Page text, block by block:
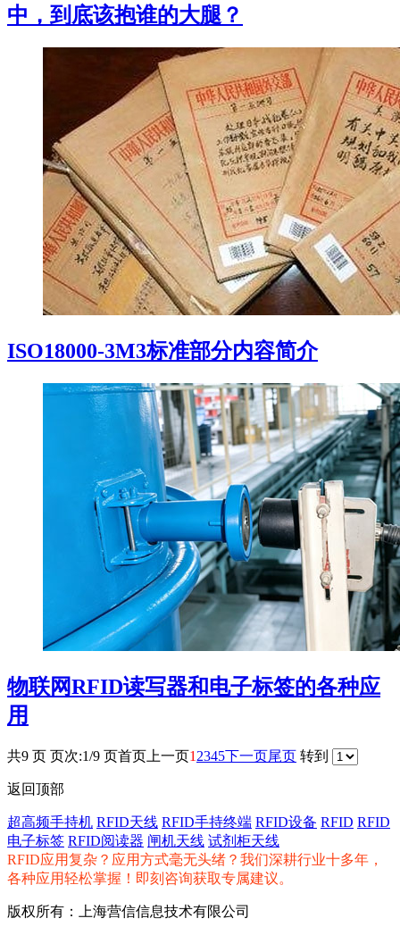
中，到底该抱谁的大腿？
ISO18000-3M3标准部分内容简介
物联网RFID读写器和电子标签的各种应
用
共9 页 页次:1/9 页首页 上一页1 2345下一页尾页 转到
返回顶部
超高频手持机 RFID天线 RFID手持终端 RFID设备 RFID RFID
电子标签 RFID阅读器 闸机天线 试剂柜天线
RFID应用复杂？应用方式毫无头绪？我们深耕行业十多年，
各种应用轻松掌握！即刻咨询获取专属建议。
版权所有：上海营信信息技术有限公司